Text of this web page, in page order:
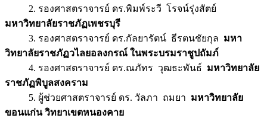
2. รองศาสตราจารย์ ดร.พิมพ์ระวี โรจน์รุ่งสัตย์
มหาวิทยาลัยราชภัฏเพชรบุรี
3. รองศาสตราจารย์ ดร.กัลยารัตน์ ธีรตนชัยกุล มหา
วิทยาลัยราชภัฏวไลยอลงกรณ์ ในพระบรมราชูปถัมภ์
4. รองศาสตราจารย์ ดร.ณภัทร วุฒธะพันธ์ มหาวิทยาลัย
ราชภัฏพิบูลสงคราม
5. ผู้ช่วยศาสตราจารย์ ดร. วัลภา ถมยา มหาวิทยาลัย
ขอนแก่น วิทยาเขตหนองคาย